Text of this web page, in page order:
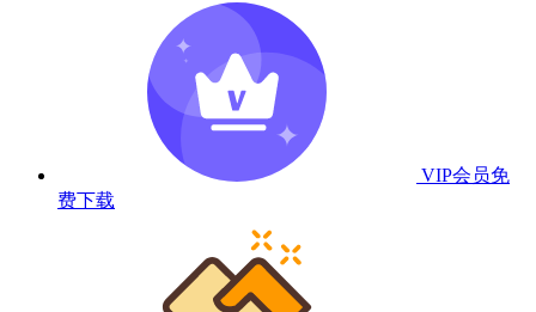
VIP会员免
费下载